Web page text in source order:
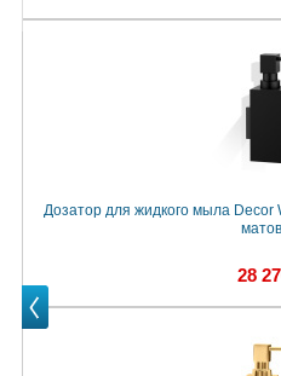
Дозатор для жидкого мыла
28